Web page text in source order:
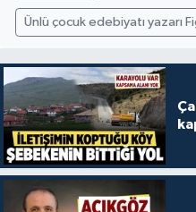
Ünlü çocuk edebiyatı yazarı